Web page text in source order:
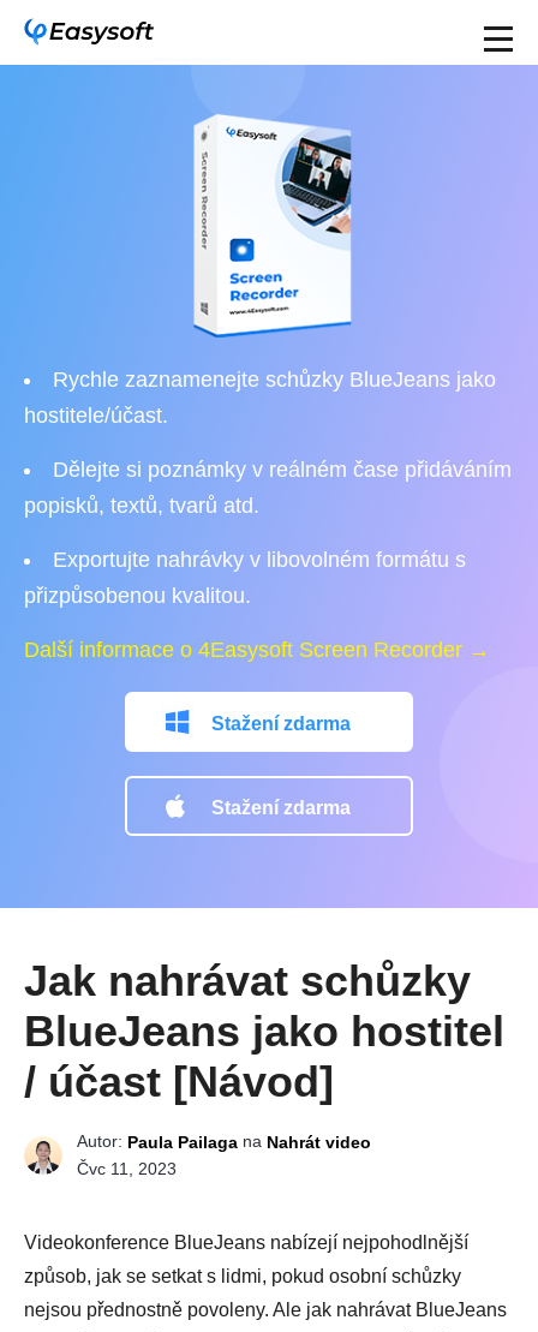
Rychle zaznamenejte schůzky BlueJeans jako
hostitele/účast.
Dělejte si poznámky v reálném čase přidáváním
popisků, textů, tvarů atd.
Exportujte nahrávky v libovolném formátu s
přizpůsobenou kvalitou.
Další informace o 4Easysoft Screen Recorder →
Stažení zdarma
Stažení zdarma
Jak nahrávat schůzky
BlueJeans jako hostitel
/ účast [Návod]
Autor: Paula Pailaga na Nahrát video
Čvc 11, 2023
Videokonference BlueJeans nabízejí nejpohodlnější
způsob, jak se setkat s lidmi, pokud osobní schůzky
nejsou přednostně povoleny. Ale jak nahrávat BlueJeans